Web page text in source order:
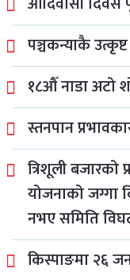
पञ्चकन्याकै उत्कृष्ट
१८औँ नाडा अटो
स्तनपान
त्रिशूली
योजनाको जग्गा
नभए समिति
किस्पाङमा २६